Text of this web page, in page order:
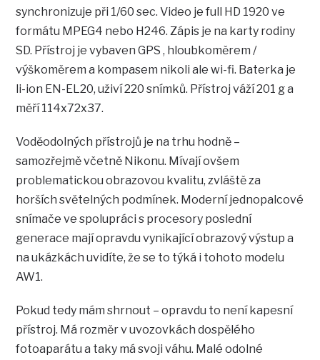
synchronizuje při 1/60 sec. Video je full HD 1920 ve
formátu MPEG4 nebo H246. Zápis je na karty rodiny
SD. Přístroj je vybaven GPS , hloubkoměrem /
výškoměrem a kompasem nikoli ale wi-fi. Baterka je
li-ion EN-EL20, uživí 220 snímků. Přístroj váží 201 g a
měří 114x72x37.
Voděodolných přístrojů je na trhu hodně –
samozřejmě včetně Nikonu. Mívají ovšem
problematickou obrazovou kvalitu, zvláště za
horších světelných podmínek. Moderní jednopalcové
snímače ve spolupráci s procesory poslední
generace mají opravdu vynikající obrazový výstup a
na ukázkách uvidíte, že se to týká i tohoto modelu
AW1.
Pokud tedy mám shrnout – opravdu to není kapesní
přístroj. Má rozměr v uvozovkách dospělého
fotoaparátu a taky má svoji váhu. Malé odolné